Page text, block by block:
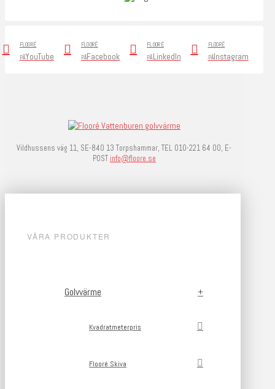
FLOORÉ
PÅYouTube
FLOORÉ
PÅFacebook
FLOORÉ
PÅLinkedIn
FLOORÉ
PÅInstagram
Vildhussens väg 11, SE-840 13 Torpshammar, TEL 010-221 64 00, E-
POST info@floore.se
VÅRA PRODUKTER
Golvvärme
Kvadratmeterpris
Flooré Skiva